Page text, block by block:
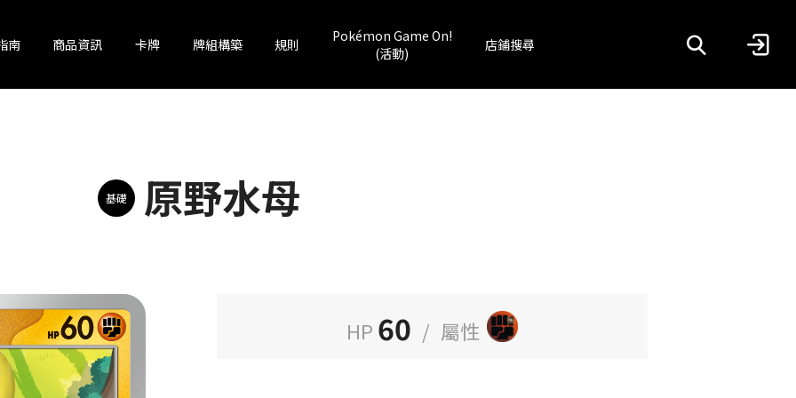
南 商品資訊 卡牌 牌組構築 規則
Pokémon Game On!
(活動)
店鋪搜尋
基礎 原野水母
HP 60 / 屬性